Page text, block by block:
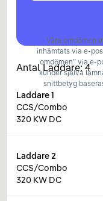
Våra omdömen
inhämtats via e-
omdömen” via e-
kunder själva
snittbetyg
Antal Laddare:4
Laddare1
CCS/Combo
320 KW DC
Laddare2
CCS/Combo
320 KW DC